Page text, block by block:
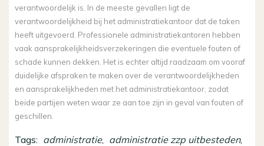
verantwoordelijk is. In de meeste gevallen ligt de
verantwoordelijkheid bij het administratiekantoor dat de taken
heeft uitgevoerd. Professionele administratiekantoren hebben
vaak aansprakelijkheidsverzekeringen die eventuele fouten of
schade kunnen dekken. Het is echter altijd raadzaam om vooraf
duidelijke afspraken te maken over de verantwoordelijkheden
en aansprakelijkheden met het administratiekantoor, zodat
beide partijen weten waar ze aan toe zijn in geval van fouten of
geschillen.
Tags: administratie, administratie zzp uitbesteden,